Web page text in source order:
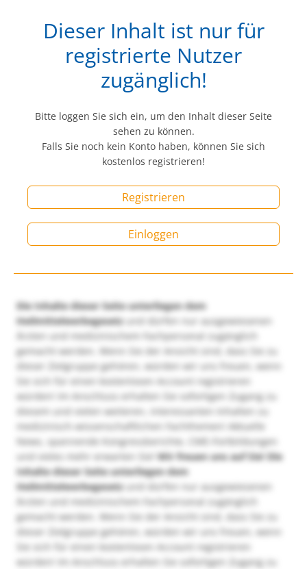
Dieser Inhalt ist nur für
registrierte Nutzer
zugänglich!
Bitte loggen Sie sich ein, um den Inhalt dieser Seite
sehen zu können.
Falls Sie noch kein Konto haben, können Sie sich
kostenlos registrieren!
Registrieren
Einloggen
Die Inhalte dieser Seite unterliegen dem
Heilmittelwerbegesetzund dürfen nur ausgewiesenen
Ärzten und medizinischem Fachpersonal zugänglich
gemacht werden. Wenn Sie der Ansicht sind, dass Sie zu
dieser Zielgruppe gehören, würden wir uns freuen, wenn
Sie sich für einen kostenlosen Account registrieren
würden! Im Anschluss erhalten Sie sofortigen Zugang zu
diesem und vielen weiteren, interessanten Inhalten zu
medizinisch-wissenschaftlichen Fachthemen! Aktuelle
News, spannende Kongressberichte, CME-Fortbildungen
und vieles mehr erwarten Sie!Wir freuen uns auf Sie! Die
Inhalte dieser Seite unterliegen dem
Heilmittelwerbegesetzund dürfen nur ausgewiesenen
Ärzten und medizinischem Fachpersonal zugänglich
gemacht werden. Wenn Sie der Ansicht sind, dass Sie zu
dieser Zielgruppe gehören, würden wir uns freuen, wenn
Sie sich für einen kostenlosen Account registrieren
würden! Im Anschluss erhalten Sie sofortigen Zugang zu